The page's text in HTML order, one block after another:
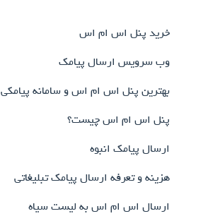
خرید پنل اس ام اس
وب سرویس ارسال پیامک
بهترین پنل اس ام اس و سامانه پیامکی
پنل اس ام اس چیست؟
ارسال پیامک انبوه
هزینه و تعرفه ارسال پیامک تبلیغاتی
ارسال اس ام اس به لیست سیاه